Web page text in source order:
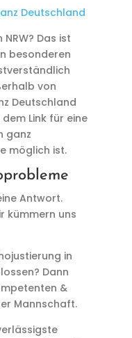
Deutschland
Das ist
besonderen
von
Deutschland
Link für eine
ganz
möglich ist.
Antwort.
kümmern uns
in
Dann
&
Mannschaft.